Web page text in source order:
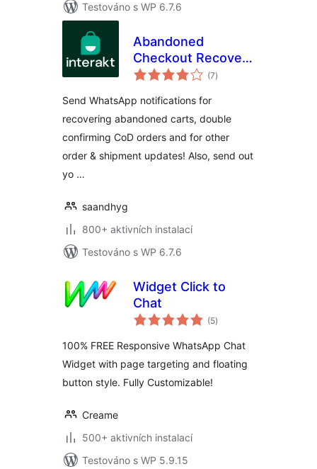
Testováno s WP 6.7.6
Abandoned
Checkout Recovery
& Order
WooCommerce
(7celkové
hodnocení
)
Send WhatsApp notifications for
recovering abandoned carts, double
confirming CoD orders and for other
order & shipment updates! Also, send out
yo …
saandhyg
800+ aktivních instalací
Testováno s WP 6.7.6
Widget Click to
Chat
(5celkové
hodnocení
)
100% FREE Responsive WhatsApp Chat
Widget with page targeting and floating
button style. Fully Customizable!
Creame
500+ aktivních instalací
Testováno s WP 5.9.15